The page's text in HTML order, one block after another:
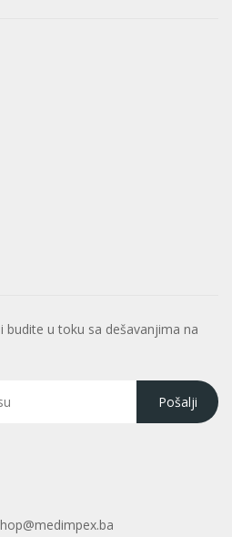
budite u toku sa dešavanjima na